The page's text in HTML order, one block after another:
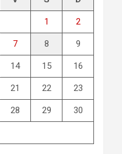
1 2
7 8 9
14 15 16
21 22 23
28 29 30